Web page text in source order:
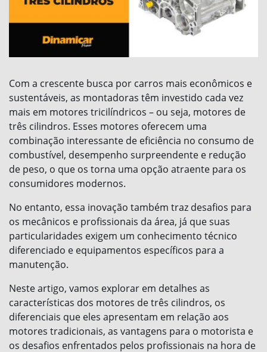
Com a crescente busca por carros mais econômicos e
sustentáveis, as montadoras têm investido cada vez
mais em motores tricilíndricos – ou seja, motores de
três cilindros. Esses motores oferecem uma
combinação interessante de eficiência no consumo de
combustível, desempenho surpreendente e redução
de peso, o que os torna uma opção atraente para os
consumidores modernos.
No entanto, essa inovação também traz desafios para
os mecânicos e profissionais da área, já que suas
particularidades exigem um conhecimento técnico
diferenciado e equipamentos específicos para a
manutenção.
Neste artigo, vamos explorar em detalhes as
características dos motores de três cilindros, os
diferenciais que eles apresentam em relação aos
motores tradicionais, as vantagens para o motorista e
os desafios enfrentados pelos profissionais na hora de